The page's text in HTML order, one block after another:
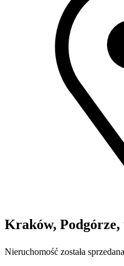
Kraków,
Nieruchomość została sprzedana